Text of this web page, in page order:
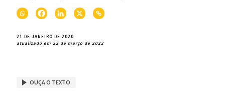
21 DE JANEIRO DE 2020
atualizado em 22 de março de 2022
OUÇA O TEXTO